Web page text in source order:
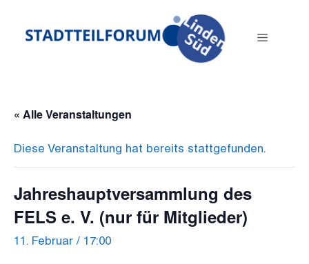
springen
Menü
« Alle Veranstaltungen
Diese Veranstaltung hat bereits stattgefunden.
Jahreshauptversammlung des
FELS e. V. (nur für Mitglieder)
11. Februar / 17:00